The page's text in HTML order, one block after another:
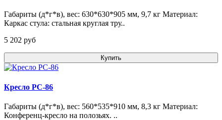
Габариты (д*г*в), вес: 630*630*905 мм, 9,7 кг Материал:
Каркас стула: стальная круглая тру..
5 202 pуб
Купить
Кресло РС-86
Габариты (д*г*в), вес: 560*535*910 мм, 8,3 кг Материал:
Конференц-кресло на полозьях. ..